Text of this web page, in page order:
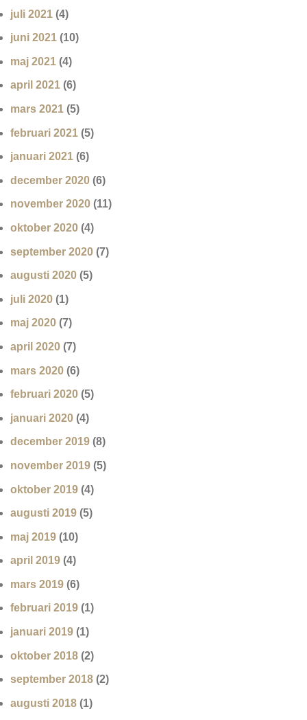
juli 2021 (4)
juni 2021 (10)
maj 2021 (4)
april 2021 (6)
mars 2021 (5)
februari 2021 (5)
januari 2021 (6)
december 2020 (6)
november 2020 (11)
oktober 2020 (4)
september 2020 (7)
augusti 2020 (5)
juli 2020 (1)
maj 2020 (7)
april 2020 (7)
mars 2020 (6)
februari 2020 (5)
januari 2020 (4)
december 2019 (8)
november 2019 (5)
oktober 2019 (4)
augusti 2019 (5)
maj 2019 (10)
april 2019 (4)
mars 2019 (6)
februari 2019 (1)
januari 2019 (1)
oktober 2018 (2)
september 2018 (2)
augusti 2018 (1)